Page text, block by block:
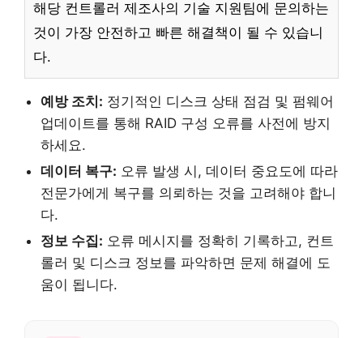
해당 컨트롤러 제조사의 기술 지원팀에 문의하는
것이 가장 안전하고 빠른 해결책이 될 수 있습니
다.
예방 조치: 정기적인 디스크 상태 점검 및 펌웨어
업데이트를 통해 RAID 구성 오류를 사전에 방지
하세요.
데이터 복구: 오류 발생 시, 데이터 중요도에 따라
전문가에게 복구를 의뢰하는 것을 고려해야 합니
다.
정보 수집: 오류 메시지를 정확히 기록하고, 컨트
롤러 및 디스크 정보를 파악하면 문제 해결에 도
움이 됩니다.